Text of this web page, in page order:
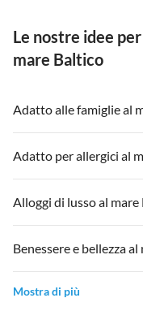
Le nostre idee
mare Baltico
Adatto alle famiglie al
Adatto per allergici al
Alloggi di lusso al mare
Benessere e bellezza
Mostra di più